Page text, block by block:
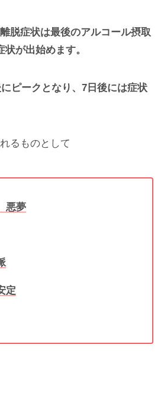
脱症状は最後のアルコール摂取
が出始めます。
ピークとなり、7日後には症状
るものとして
悪夢
定